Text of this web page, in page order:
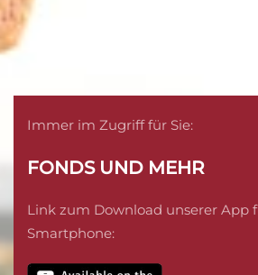
Immer im Zugriff für Sie:
FONDS UND MEHR
Link zum Download unserer App
Smartphone: